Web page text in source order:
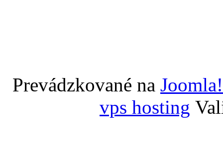
Prevádzkované na Joomla!
vps hosting